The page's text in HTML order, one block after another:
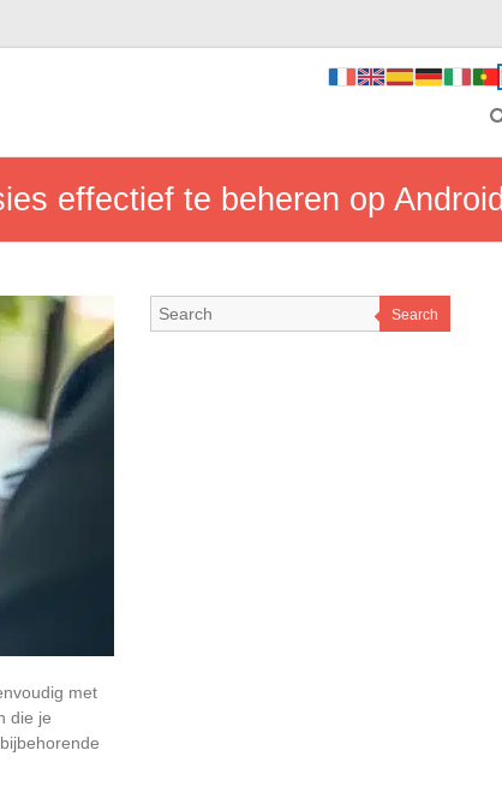
effectief te beheren op Android
met
die je
Search